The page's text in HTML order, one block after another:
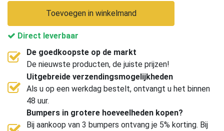
Toevoegen in winkelmand
Direct leverbaar
De goedkoopste op de markt
De nieuwste producten, de juiste prijzen!
Uitgebreide verzendingsmogelijkheden
Als u op een werkdag bestelt, ontvangt u het binnen
48 uur.
Bumpers in grotere hoeveelheden kopen?
Bij aankoop van 3 bumpers ontvang je 5% korting. Bij